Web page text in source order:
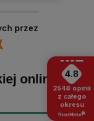
się, że
ponownie! :)
przez
online -4.8
2548 opinii
z całego
okresu